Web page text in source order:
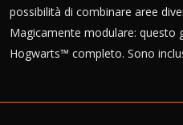
possibilità di combinare aree
Magicamente modulare: questo
Hogwarts™ completo. Sono